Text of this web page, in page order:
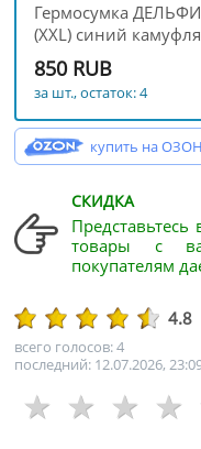
Гермосумка
(XXL) синий
850 RUB
за шт., остаток: 4
купить на ОЗОН
СКИДКА
товары с
покупателям
4.8
всего голосов: 4
последний: 12.07.2026,